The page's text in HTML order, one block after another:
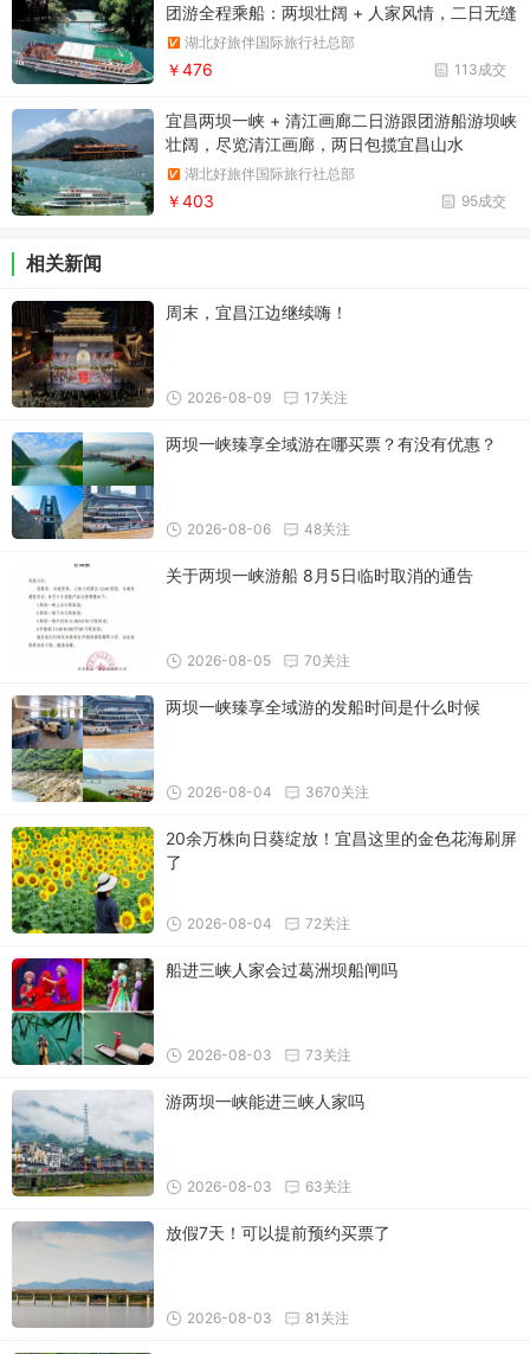
团游全程乘船：两坝壮阔 + 人家风情，二日无缝
漫游湖北好旅伴国际旅行社总部
113成交
￥476
宜昌两坝一峡 + 清江画廊二日游跟团游船游坝峡
壮阔，尽览清江画廊，两日包揽宜昌山水
湖北好旅伴国际旅行社总部
95成交
￥403
相关新闻
周末，宜昌江边继续嗨！
17关注
2026-08-09
两坝一峡臻享全域游在哪买票？有没有优惠？
48关注
2026-08-06
关于两坝一峡游船 8月5日临时取消的通告
70关注
2026-08-05
两坝一峡臻享全域游的发船时间是什么时候
3670关注
2026-08-04
20余万株向日葵绽放！宜昌这里的金色花海刷屏
了
72关注
2026-08-04
船进三峡人家会过葛洲坝船闸吗
73关注
2026-08-03
游两坝一峡能进三峡人家吗
63关注
2026-08-03
放假7天！可以提前预约买票了
81关注
2026-08-03